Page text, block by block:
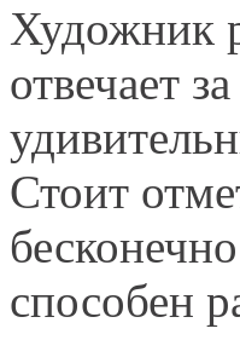
Художник
отвечает
Стоит
способен